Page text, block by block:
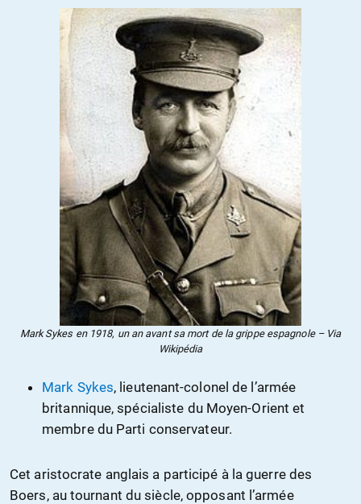
Mark Sykes en 1918, un an avant sa mort de la grippe espagnole – Via
Wikipédia
Mark Sykes, lieutenant-colonel de l’armée
britannique, spécialiste du Moyen-Orient et
membre du Parti conservateur.
Cet aristocrate anglais a participé à la guerre des
Boers, au tournant du siècle, opposant l’armée